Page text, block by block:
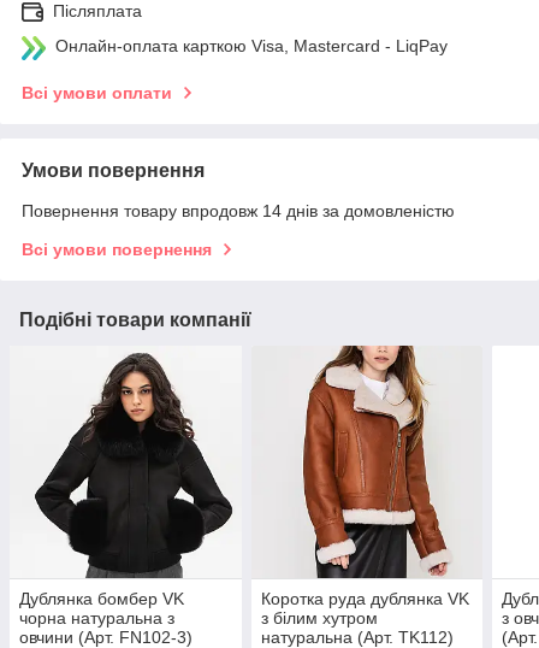
Післяплата
Онлайн-оплата карткою Visa, Mastercard - LiqPay
Всі умови оплати
Умови повернення
Повернення товару впродовж 14 днів за домовленістю
Всі умови повернення
Подібні товари компанії
Дублянка бомбер VK
чорна натуральна з
овчини (Арт. FN102-3)
Коротка руда дублянка VK
з білим хутром
натуральна (Арт. TK112)
з